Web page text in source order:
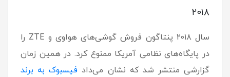
۲۰۱۸
سال ۲۰۱۸ پنتاگون فروش گوشی‌های هواوی و ZTE را
در پایگاه‌های نظامی آمریکا ممنوع کرد. در همین زمان
گزارشی منتشر شد که نشان می‌داد فیسبوک به برند